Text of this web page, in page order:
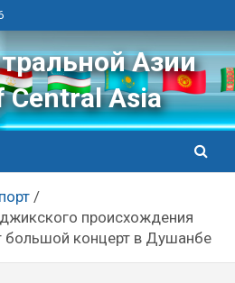
Азии
Central Asia
происхождения
концерт в Душанбе